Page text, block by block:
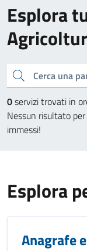
Esplora
Cerca una parola chiave
0servizi trovati in
Nessun risultato
immessi!
Esplora
Anagrafe